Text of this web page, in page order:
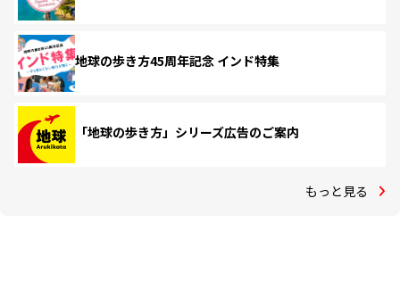
地球の歩き方45周年記念 インド特集
「地球の歩き方」シリーズ広告のご案内
もっと見る